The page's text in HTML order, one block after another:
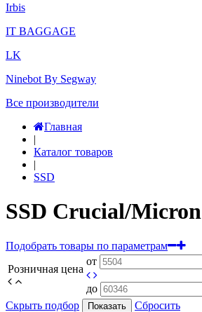
Irbis
IT BAGGAGE
LK
Ninebot By Segway
Все производители
Главная
|
Каталог товаров
|
SSD
SSD Crucial/Micron
Подобрать товары по параметрам
Розничная цена
от
до
Скрыть подбор
Показать
Сбросить